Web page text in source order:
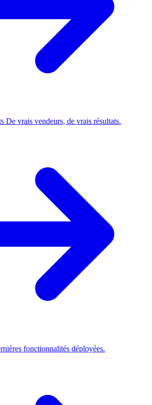
De vrais vendeurs, de vrais résultats.
fonctionnalités déployées.